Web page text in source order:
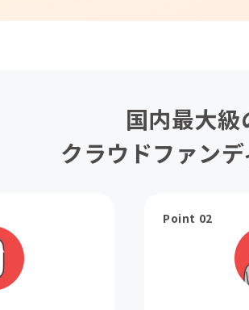
国内最大
クラウドファン
Point 02